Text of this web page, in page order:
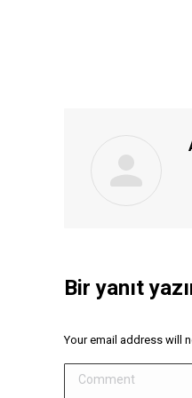
Bir yanıt
Your email address will
Comment